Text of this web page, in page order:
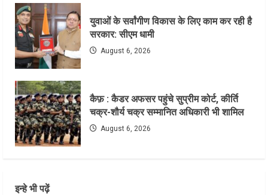
युवाओं के सर्वांगीण विकास के लिए काम कर रही है
सरकार: सीएम धामी
August 6, 2026
कैफ़ : कैडर अफसर पहुंचे सुप्रीम कोर्ट, कीर्ति
चक्र-शौर्य चक्र सम्मानित अधिकारी भी शामिल
August 6, 2026
इन्हे भी पढ़ें